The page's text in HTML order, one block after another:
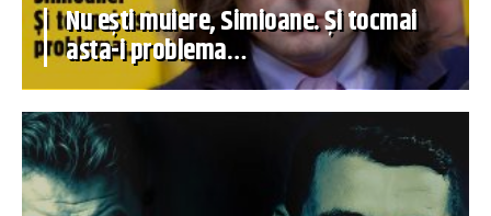
Nu ești muiere, Simioane. Și tocmai
asta-i problema…